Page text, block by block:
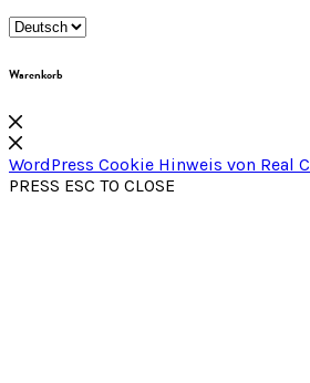
Warenkorb
WordPress Cookie Hinweis von Real
PRESS ESC TO CLOSE